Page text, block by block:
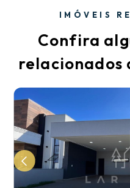
IMÓVEIS
Confira
relacionados